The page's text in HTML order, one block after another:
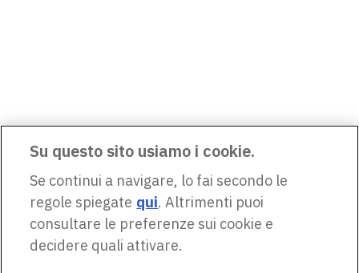
Su questo sito usiamo i cookie.
Se continui a navigare, lo fai secondo le
regole spiegate qui. Altrimenti puoi
consultare le preferenze sui cookie e
decidere quali attivare.